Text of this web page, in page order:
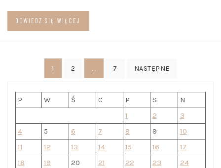
DOWIEDZ SIĘ WIĘCEJ
Stronicowanie
1 2 … 7 NASTĘPNE
P W Ś C P S
N
1
2
3
4
5 6 7 8 9
10
11
12 13 14 15 16
17
18
19 20 21 22 23
24